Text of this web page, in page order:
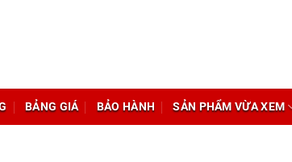
BẢNG GIÁ BẢO HÀNH SẢN PHẨM VỪA XEM